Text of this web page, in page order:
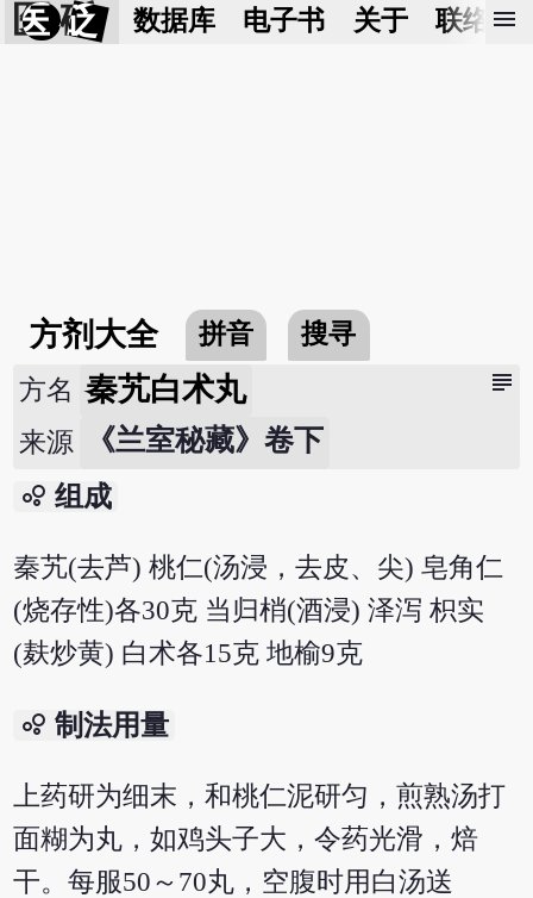
医 砭 数据库 电子书 关于 联络我
menu
方剂大全 拼音 搜寻
subject
方名 秦艽白术丸
来源 《兰室秘藏》卷下
bubble_chart 组成
秦艽(去芦) 桃仁(汤浸，去皮、尖) 皂角仁
(烧存性)各30克 当归梢(酒浸) 泽泻 枳实
(麸炒黄) 白术各15克 地榆9克
bubble_chart 制法用量
上药研为细末，和桃仁泥研匀，煎熟汤打
面糊为丸，如鸡头子大，令药光滑，焙
干。每服50～70丸，空腹时用白汤送